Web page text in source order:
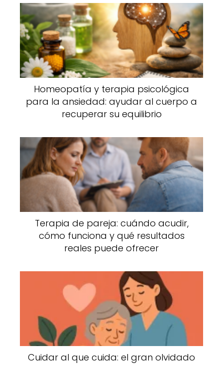
Homeopatía y terapia psicológica
para la ansiedad: ayudar al cuerpo a
recuperar su equilibrio
Terapia de pareja: cuándo acudir,
cómo funciona y qué resultados
reales puede ofrecer
Cuidar al que cuida: el gran olvidado